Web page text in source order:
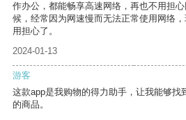
作办公，都能畅享高速网络，再也不用担
候，经常因为网速慢而无法正常使用网络
用担心了。
2024-01-13
游客
这款app是我购物的得力助手，让我能够找
的商品。